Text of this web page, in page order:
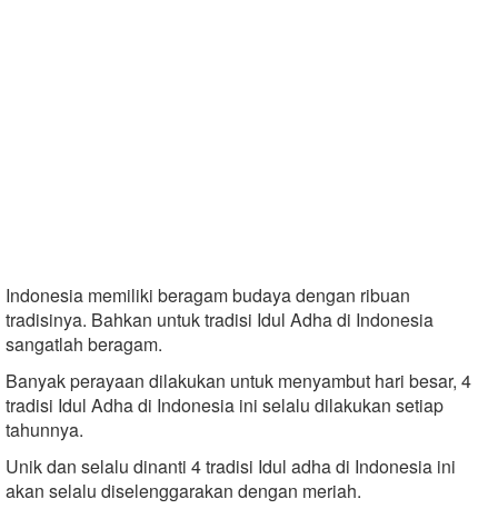
Indonesia memiliki beragam budaya dengan ribuan
tradisinya. Bahkan untuk tradisi Idul Adha di Indonesia
sangatlah beragam.
Banyak perayaan dilakukan untuk menyambut hari besar, 4
tradisi Idul Adha di Indonesia ini selalu dilakukan setiap
tahunnya.
Unik dan selalu dinanti 4 tradisi Idul adha di Indonesia ini
akan selalu diselenggarakan dengan meriah.